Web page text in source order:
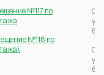
№117 по
№118 по